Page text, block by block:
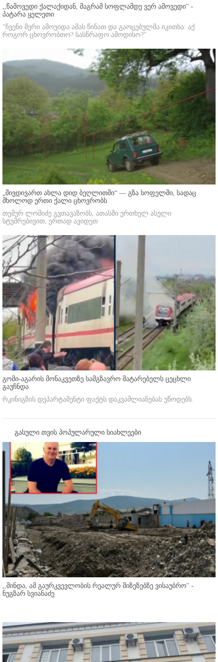
,,წამოვედი ქალაქიდან, მაგრამ სოფლამდე ვერ ამოვედი'' -
პატარა ყელეთი
"ჩვენი მერი ამოვიდა ამას წინათ და გაოცებულმა იკითხა: აქ
როგორ ცხოვრობთო? სასწრაფო ამოდისო?"
„მივდივართ ახლა დიდ ბეღლითში“ — გზა სოფელში, სადაც
მხოლოდ ერთი ქალი ცხოვრობს
თემურ ლომიძე გვთავაზობს, ათასში ერთხელ ასული
სტუმრებივით, ერთად ავიდეთ
გომი-აგარის მონაკვეთზე სამგზავრო მატარებელს ცეცხლი
გაუჩნდა
რკინიგზის დეპარტამენტი ფაქტს დაკვამლიანებას უწოდებს.
გასული თვის პოპულარული სიახლეები
,,მინდა, ამ გაურკვევლობის რეალურ მიზეზებზე ვისაუბრო'' -
ნუგზარ სვიანაძე